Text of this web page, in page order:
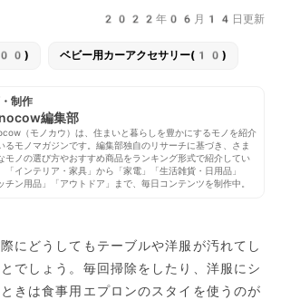
2022年06月14日更新
ベビー用カーアクセサリー(10)
制作
編集部
（モノカウ）は、住まいと暮らしを豊かにするモノを紹介
るモノマガジンです。編集部独自のリサーチに基づき、さま
モノの選び方やおすすめ商品をランキング形式で紹介してい
「インテリア・家具」から「家電」「生活雑貨・日用品」
チン用品」「アウトドア」まで、毎日コンテンツを制作中。
にどうしてもテーブルや洋服が汚れてし
でしょう。毎回掃除をしたり、洋服にシ
きは食事用エプロンのスタイを使うのが